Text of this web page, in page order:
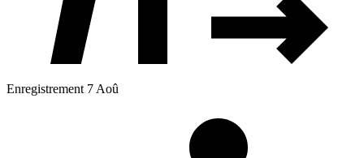
Enregistrement 7 Aoû